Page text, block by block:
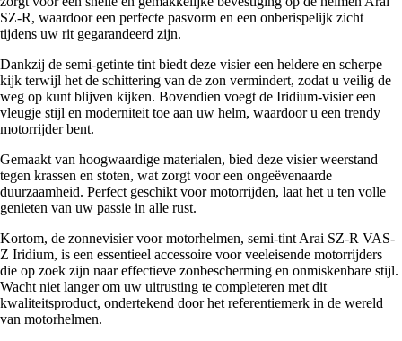
SZ-R, waardoor een perfecte pasvorm en een onberispelijk zicht
tijdens uw rit gegarandeerd zijn.
Dankzij de semi-getinte tint biedt deze visier een heldere en scherpe
kijk terwijl het de schittering van de zon vermindert, zodat u veilig de
weg op kunt blijven kijken. Bovendien voegt de Iridium-visier een
vleugje stijl en moderniteit toe aan uw helm, waardoor u een trendy
motorrijder bent.
Gemaakt van hoogwaardige materialen, bied deze visier weerstand
tegen krassen en stoten, wat zorgt voor een ongeëvenaarde
duurzaamheid. Perfect geschikt voor motorrijden, laat het u ten volle
genieten van uw passie in alle rust.
Kortom, de zonnevisier voor motorhelmen, semi-tint Arai SZ-R VAS-
Z Iridium, is een essentieel accessoire voor veeleisende motorrijders
die op zoek zijn naar effectieve zonbescherming en onmiskenbare stijl.
Wacht niet langer om uw uitrusting te completeren met dit
kwaliteitsproduct, ondertekend door het referentiemerk in de wereld
van motorhelmen.